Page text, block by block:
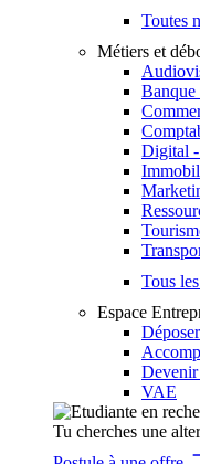
Toutes
Métiers et
Banque
Digital
Tous
Espace
Devenir
VAE
Tu cherches une